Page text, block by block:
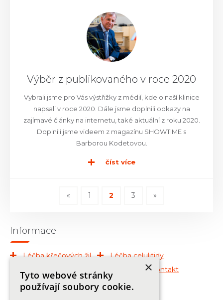
Výběr z publikovaného v roce 2020
Vybrali jsme pro Vás výstřižky z médií, kde o naší klinice
napsali v roce 2020. Dále jsme doplnili odkazy na
zajímavé články na internetu, také aktuální z roku 2020.
Doplnili jsme videem z magazínu SHOWTIME s
Barborou Kodetovou.
číst více
« 1 2 3 »
Informace
Léčba křečových žil
Léčba celulitidy
Léčba znamének
O klinice
Kontakt
Publikace
×
Tyto webové stránky
používají soubory cookie.